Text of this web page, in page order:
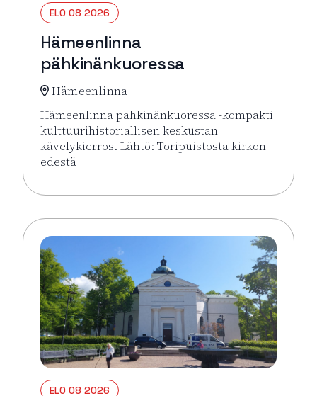
ELO 08 2026
Hämeenlinna
pähkinänkuoressa
Hämeenlinna
Hämeenlinna pähkinänkuoressa -kompakti
kulttuurihistoriallisen keskustan
kävelykierros. Lähtö: Toripuistosta kirkon
edestä
Lue lisää tapahtumasta Hämeenlinna
ELO 08 2026